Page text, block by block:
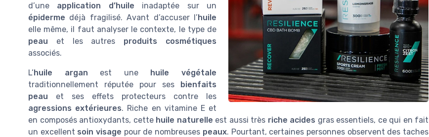
d’une application d’huile inadaptée sur un
épiderme déjà fragilisé. Avant d’accuser l’huile
elle même, il faut analyser le contexte, le type de
peau et les autres produits cosmétiques
associés.
L’huile argan est une huile végétale
traditionnellement réputée pour ses bienfaits
peau et ses effets protecteurs contre les
agressions extérieures. Riche en vitamine E et
en composés antioxydants, cette huile naturelle est aussi très riche acides gras essentiels, ce qui en fait
un excellent soin visage pour de nombreuses peaux. Pourtant, certaines personnes observent des taches